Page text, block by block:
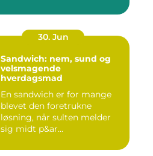
30. Jun
Sandwich: nem, sund og
velsmagende
hverdagsmad
En sandwich er for mange
blevet den foretrukne
løsning, når sulten melder
sig midt p&ar...